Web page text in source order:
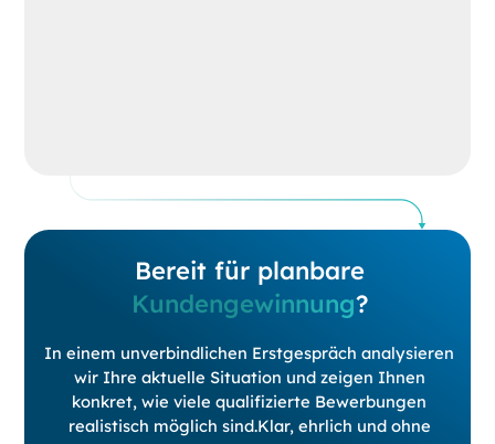
Bereit für planbare
Kundengewinnung?
In einem unverbindlichen Erstgespräch analysieren
wir Ihre aktuelle Situation und zeigen Ihnen
konkret, wie viele qualifizierte Bewerbungen
realistisch möglich sind.Klar, ehrlich und ohne